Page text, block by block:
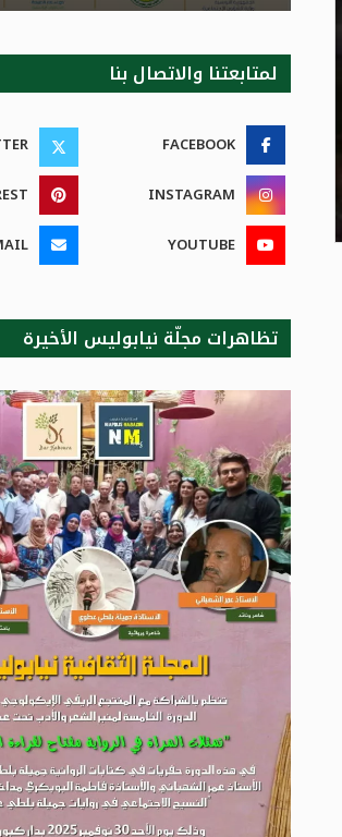
لمتابعتنا والاتصال بنا
FACEBOOK
INSTAGRAM
YOUTUBE
تظاهرات مجلّة نيابوليس الأخيرة